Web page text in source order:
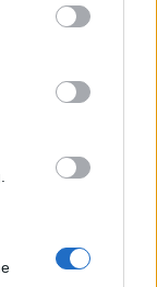
ha
szép
stb. És
évente